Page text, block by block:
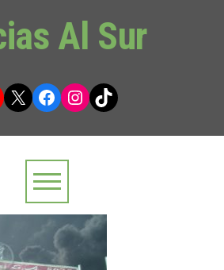
Al Sur
X Facebook
Instagram
TikTok